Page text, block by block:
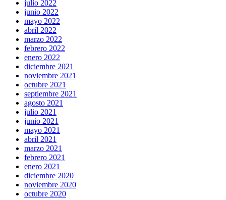
julio 2022
junio 2022
mayo 2022
abril 2022
marzo 2022
febrero 2022
enero 2022
diciembre 2021
noviembre 2021
octubre 2021
septiembre 2021
agosto 2021
julio 2021
junio 2021
mayo 2021
abril 2021
marzo 2021
febrero 2021
enero 2021
diciembre 2020
noviembre 2020
octubre 2020